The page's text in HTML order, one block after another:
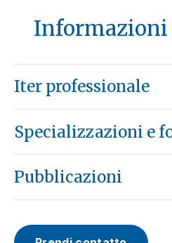
Informazioni
Iter professionale
Specializzazioni e
Pubblicazioni